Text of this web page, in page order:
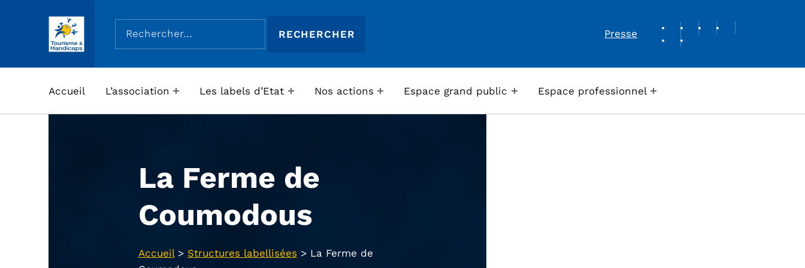
ASSOCIATION TOURISME ET HANDICAPS
Rechercher :
Presse
REVUE DE PRESSE
Accueil L’association Les labels d’Etat Nos actions Espace grand public Espace professionnel
La Ferme de
Coumodous
Accueil> Structures labellisées > La Ferme de